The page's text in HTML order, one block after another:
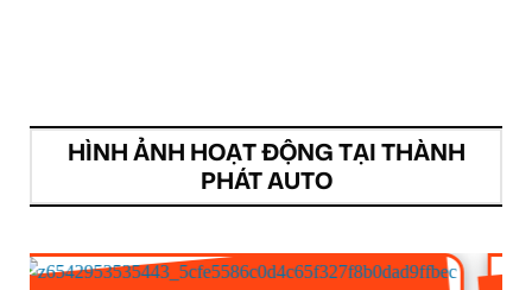
HÌNH ẢNH HOẠT ĐỘNG TẠI THÀNH
PHÁT AUTO